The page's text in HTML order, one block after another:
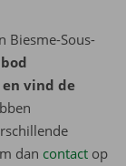
Biesme-Sous-
vind de
dan contact op